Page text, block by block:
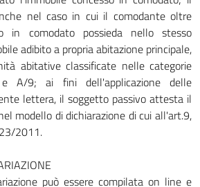
nel caso in cui il comodante oltre
in comodato possieda nello stesso
adibito a propria abitazione principale,
abitative classificate nelle categorie
A/9; ai fini dell'applicazione delle
lettera, il soggetto passivo attesta il
modello di dichiarazione di cui all'art.9,
2011.
può essere compilata on line e